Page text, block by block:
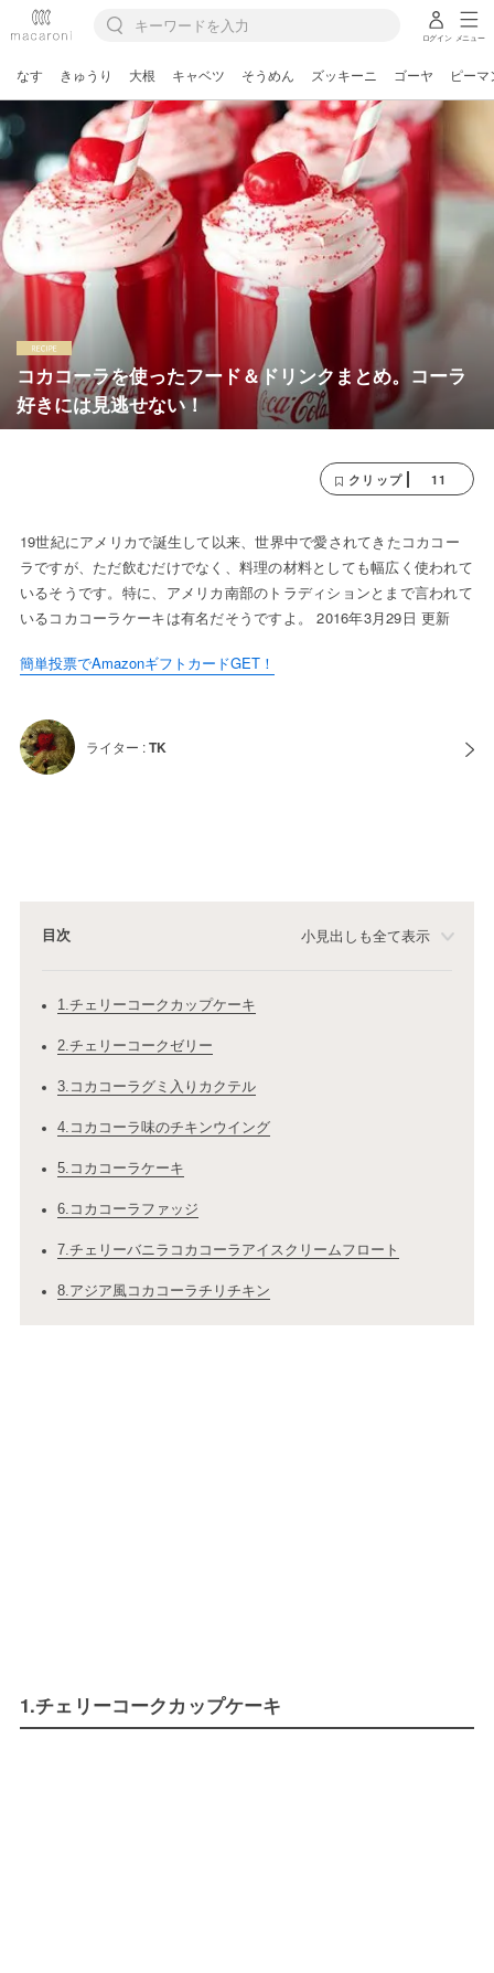
ログイン メニュー
なす きゅうり 大根 キャベツ そうめん ズッキーニ ゴーヤ ピーマ
コカコーラを使ったフード＆ドリンクまとめ。コーラ
好きには見逃せない！
クリップ 11
19世紀にアメリカで誕生して以来、世界中で愛されてきたコカコー
ラですが、ただ飲むだけでなく、料理の材料としても幅広く使われて
いるそうです。特に、アメリカ南部のトラディションとまで言われて
いるコカコーラケーキは有名だそうですよ。 2016年3月29日 更新
簡単投票でAmazonギフトカードGET！
ライター :TK
目次 小見出しも全て表示
1.チェリーコークカップケーキ
2.チェリーコークゼリー
3.コカコーラグミ入りカクテル
4.コカコーラ味のチキンウイング
5.コカコーラケーキ
6.コカコーラファッジ
7.チェリーバニラコカコーラアイスクリームフロート
8.アジア風コカコーラチリチキン
1.チェリーコークカップケーキ